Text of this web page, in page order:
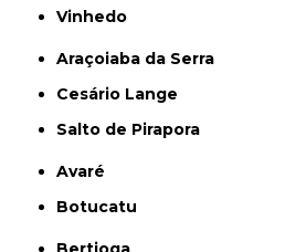
Vinhedo
Araçoiaba da Serra
Cesário Lange
Salto de Pirapora
Avaré
Botucatu